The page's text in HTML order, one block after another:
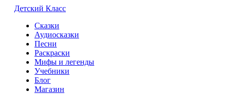
Детский Класс
Сказки
Аудиосказки
Песни
Раскраски
Мифы и легенды
Учебники
Блог
Магазин